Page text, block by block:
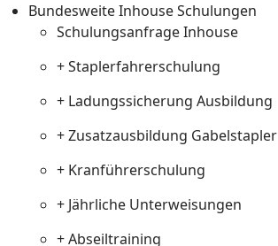
Bundesweite Inhouse Schulungen
Schulungsanfrage Inhouse
+ Staplerfahrerschulung
+ Ladungssicherung Ausbildung
+ Zusatzausbildung Gabelstapler
+ Kranführerschulung
+ Jährliche Unterweisungen
+ Abseiltraining